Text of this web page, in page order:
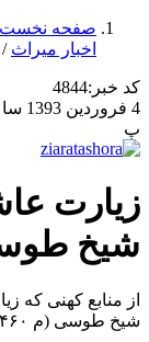
صفحه نخست
اخبار میراث /
کد خبر:4844
4 فروردین 1393 ساعت [ 16:01 ]
پ
زیارت
شیخ
از منابع کهنی که
شیخ طوسی (م ۴۶۰) است